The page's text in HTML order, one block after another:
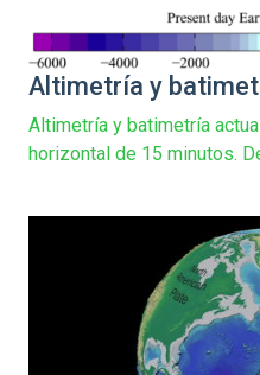
Altimetría y
Altimetría y batimetría
horizontal de 15 minutos.